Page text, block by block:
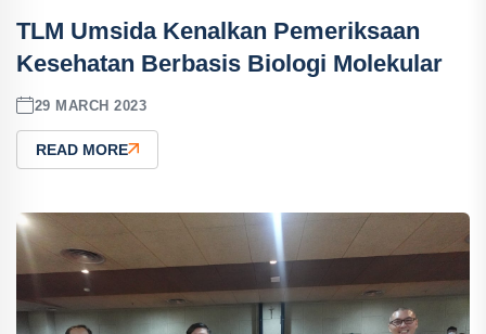
TLM Umsida Kenalkan Pemeriksaan
Kesehatan Berbasis Biologi Molekular
29 MARCH 2023
READ MORE